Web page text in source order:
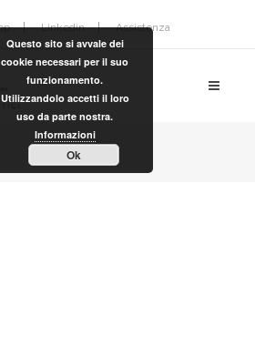
Linkedin Assistenza
Questo sito si avvale dei
cookie necessari per il suo
funzionamento.
Utilizzandolo accetti il loro
uso da parte nostra.
Informazioni
Ok